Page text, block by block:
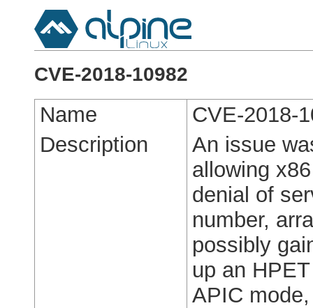
CVE-2018-10982
Name
CVE-2018-
Description
An issue
allowing
denial of
number,
possibly
up an
APIC